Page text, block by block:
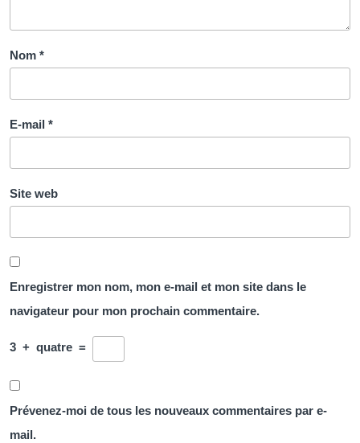
Nom *
E-mail *
Site web
Enregistrer mon nom, mon e-mail et mon site dans le
navigateur pour mon prochain commentaire.
3 + quatre =
Prévenez-moi de tous les nouveaux commentaires par e-
mail.